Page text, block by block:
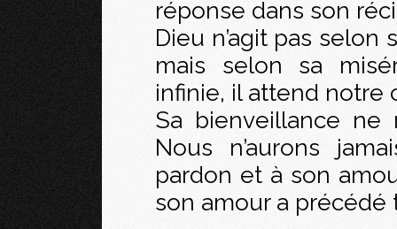
réponse dans son
Dieu n’agit pas
mais selon sa
infinie, il attend notre
Sa bienveillance ne
Nous n’aurons
pardon et à son
son amour a